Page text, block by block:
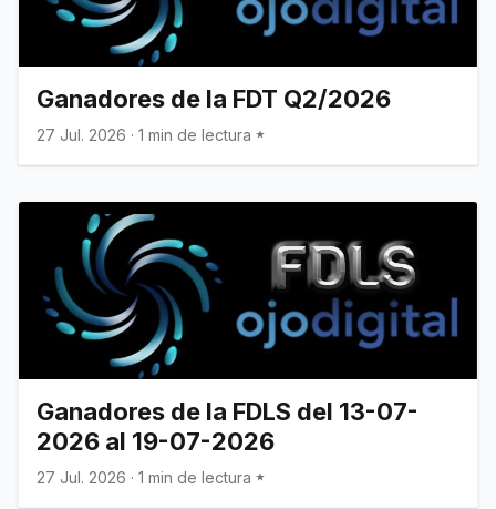
Ganadores de la FDT Q2/2026
27 Jul. 2026 · 1 min de lectura
Ganadores de la FDLS del 13-07-
2026 al 19-07-2026
27 Jul. 2026 · 1 min de lectura